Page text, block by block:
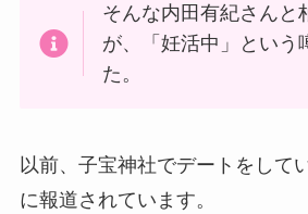
そんな内田有紀さんと
が、「妊活中」という
た。
以前、子宝神社でデートをして
に報道されています。